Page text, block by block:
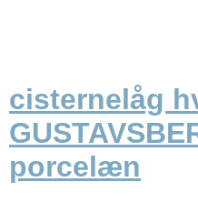
cisternelåg
porcelæn